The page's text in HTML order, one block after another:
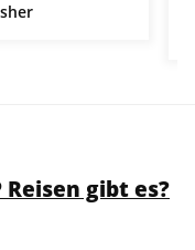
gibt es?